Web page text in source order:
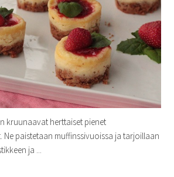
kruunaavat herttaiset pienet
Ne paistetaan muffinssivuoissa ja tarjoillaan
ja ...